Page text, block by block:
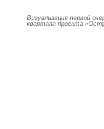
Визуализация первой
квартала проекта